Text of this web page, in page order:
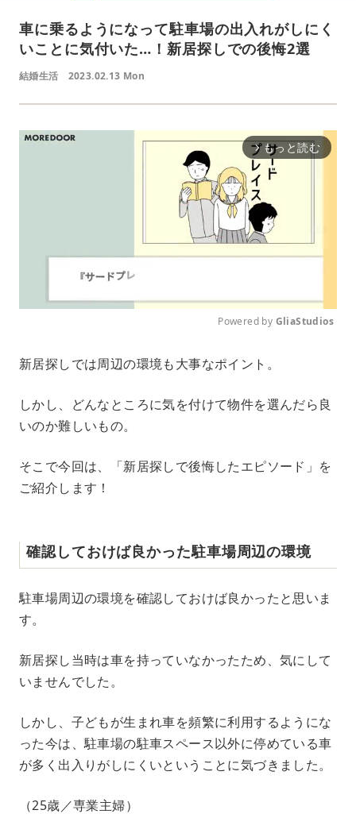
車に乗るようになって駐車場の出入れがしにく
いことに気付いた…！新居探しでの後悔2選
結婚生活 2023.02.13 Mon
arrow_forward_ios もっと読む
e
Powered by GliaStudios
新居探しでは周辺の環境も大事なポイント。
しかし、どんなところに気を付けて物件を選んだら良
いのか難しいもの。
そこで今回は、「新居探しで後悔したエピソード」を
ご紹介します！
確認しておけば良かった駐車場周辺の環境
駐車場周辺の環境を確認しておけば良かったと思いま
す。
新居探し当時は車を持っていなかったため、気にして
いませんでした。
しかし、子どもが生まれ車を頻繁に利用するようにな
った今は、駐車場の駐車スペース以外に停めている車
が多く出入りがしにくいということに気づきました。
（25歳／専業主婦）